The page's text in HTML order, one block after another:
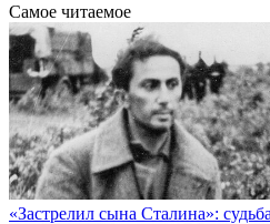
Самое читаемое
«Застрелил сына Сталина»: